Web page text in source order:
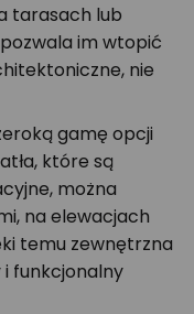
tarasach lub
im wtopić
nie
gamę opcji
które są
można
na elewacjach
temu zewnętrzna
funkcjonalny